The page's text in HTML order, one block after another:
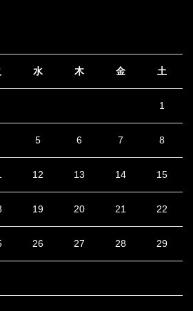
水 木 金 土
1
5 6 7 8
12 13 14 15
19 20 21 22
26 27 28 29